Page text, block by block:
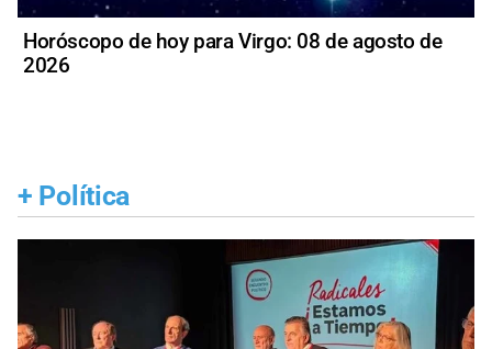
Horóscopo de hoy para Virgo: 08 de agosto de
2026
+ Política